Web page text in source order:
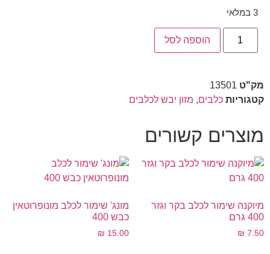
3 במלאי
הוספה לסל
מק"ט 13501
קטגוריות כלבים, מזון יבש לכלבים
מוצרים קשורים
מיוקנה שימור לכלב בקר וגזר
400 גרם
₪ 7.50
מונג' שימור לכלב מונופרוטאין
כבש 400
₪ 15.00